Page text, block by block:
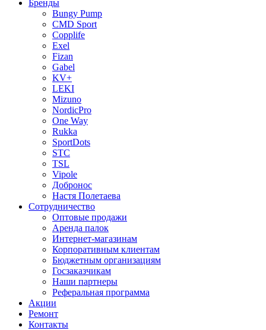
Бренды
Bungy Pump
CMD Sport
Copplife
Exel
Fizan
Gabel
KV+
LEKI
Mizuno
NordicPro
One Way
Rukka
SportDots
STC
TSL
Vipole
Добронос
Настя Полетаева
Сотрудничество
Оптовые продажи
Аренда палок
Интернет-магазинам
Корпоративным клиентам
Бюджетным организациям
Госзаказчикам
Наши партнеры
Реферальная программа
Акции
Ремонт
Контакты